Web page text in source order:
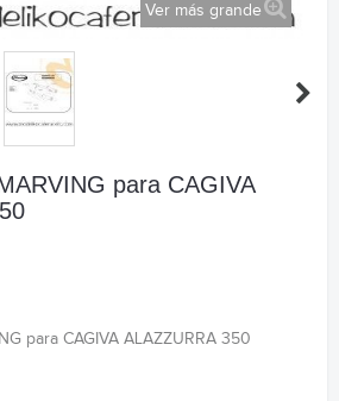
Ver más grande
para CAGIVA
para CAGIVA ALAZZURRA 350